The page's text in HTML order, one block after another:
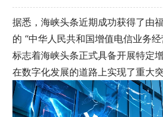
据悉，海峡头条近期成功获得了由
的 “中华人民共和国增值电信业务
标志着海峡头条正式具备开展特定
在数字化发展的道路上实现了重大突